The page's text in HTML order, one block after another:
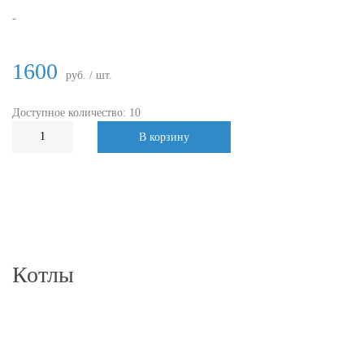
-
1600 руб. / шт.
Доступное количество: 10
В корзину
Котлы